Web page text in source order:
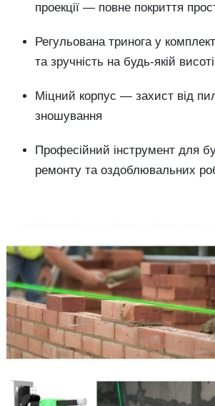
проекції — повне покриття
Регульована тринога у
та зручність на будь-якій висоті
Міцний корпус — захист від
зношування
Професійний інструмент для
ремонту та оздоблювальних